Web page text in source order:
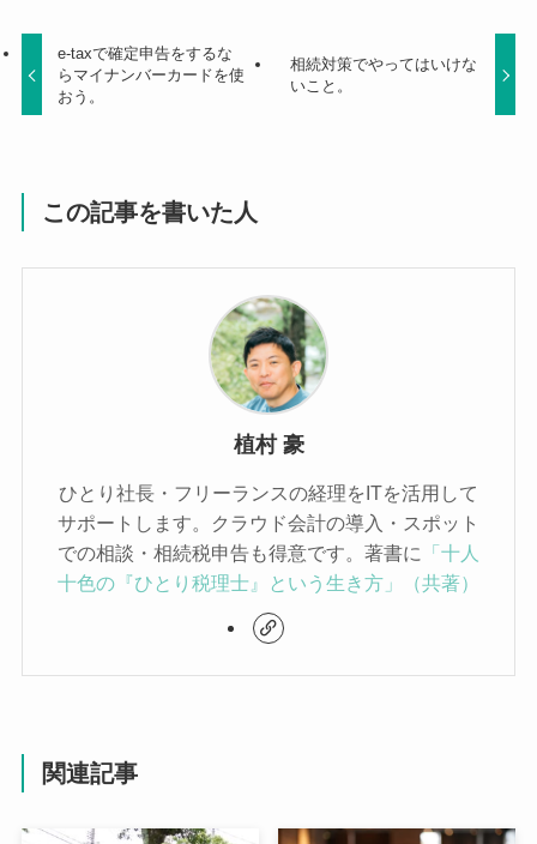
e-taxで確定申告をするな
らマイナンバーカードを使
おう。
相続対策でやってはいけな
いこと。
この記事を書いた人
植村 豪
ひとり社長・フリーランスの経理をITを活用して
サポートします。クラウド会計の導入・スポット
での相談・相続税申告も得意です。著書に
「十人
十色の『ひとり税理士』という生き方」（共著）
関連記事